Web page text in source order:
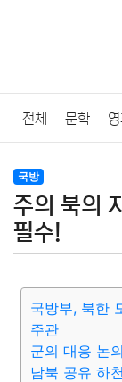
전체 문학
법률
질병 가요
요리 상품리뷰
대출 자동차
국방
주의 북의
필수!
국방부, 북한
주관
군의 대응 논
남북 공유 하